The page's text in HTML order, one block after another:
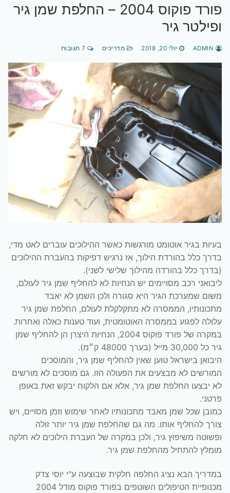
פורד פוקוס 2004 – החלפת שמן גיר
ופילטר גיר
יולי 20, 2018 מדריכים
בעיות בגיר אוטומט מורגשות כאשר ההילוכים עוברים לאט מדי,
בדרך כלל בהורדת הילוך, אז נרגיש דפיקות בהעברת ההילוכים
(בדרך כלל בהורדה מהילוך שלישי לשני).
ליבואני רכב מסויימים יש הנחיות לא להחליף שמן גיר לעולם,
משום שמערכת הגיר היא סגורה ולכן השמן לא יאבד
מתכונותיו, הממסרה לא מתקלקלת לעולם, החלפת שמן גיר
עלולה לפגוע בממסרה האוטומטית, ועוד טענות כאלה ואחרות.
במקרה של פורד פוקוס 2004, הנחיות היצרן הן להחליף שמן
גיר כל 30,000 מייל (בערך 48000 ק״מ).
היבואן בישראל טוען שאין להחליף שמן גיר, והמוסכים
המורשים לא מבצעים את הפעולה הזו. גם מוסכים לא מורשים
לא יבצעו החלפת שמן גיר, אלא אם הלקוח יבקש זאת באופן
פרטני.
כמובן שכל שמן מאבד מתכונותיו לאחר שימוש וזמן מסויים, ויש
צורך להחליף אותו. מה גם שהחלפת שמן גיר יותר זולה
ופשוטה משיפוץ גיר, ולכן במקרה של העברת הילוכים לא חלקה
מומלץ להתחיל מהחלפת שמן גיר.
במדריך הבא נציג החלפה חלקית שבוצעה ע"י יוסי צדק
מכנופיית הטיפולים השוטפים בפורד פוקוס מודל 2004